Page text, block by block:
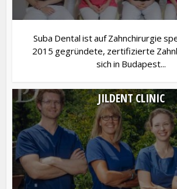
Suba Dental ist auf Zahnchirurgie
2015 gegründete, zertifizierte
sich in Budapest...
JILDENT CLINIC